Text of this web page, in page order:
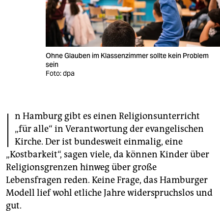
veranstaltungen
abo
genossenschaft
epaper login
Ohne Glauben im Klassenzimmer sollte kein Problem
sein
Foto: dpa
I n Hamburg gibt es einen Religionsunterricht
„für alle“ in Verantwortung der evangelischen
Kirche. Der ist bundesweit einmalig, eine
„Kostbarkeit“, sagen viele, da können Kinder über
Religionsgrenzen hinweg über große
Lebensfragen reden. Keine Frage, das Hamburger
Modell lief wohl etliche Jahre widerspruchslos und
gut.